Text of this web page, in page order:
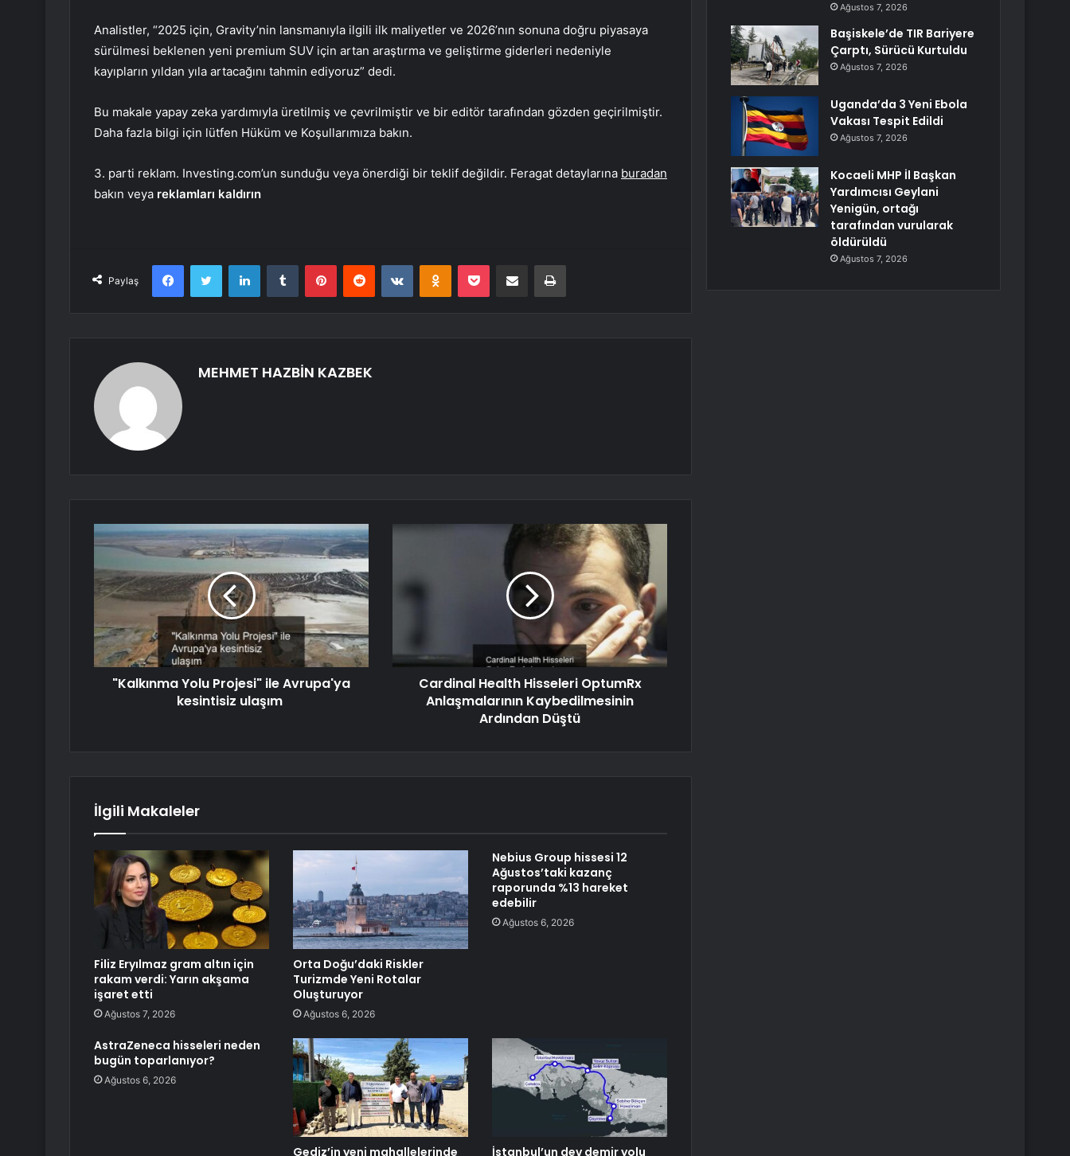
Analistler, “2025 için, Gravity’nin lansmanıyla ilgili ilk maliyetler ve 2026’nın sonuna doğru piyasaya
sürülmesi beklenen yeni premium SUV için artan araştırma ve geliştirme giderleri nedeniyle
kayıpların yıldan yıla artacağını tahmin ediyoruz” dedi.
Bu makale yapay zeka yardımıyla üretilmiş ve çevrilmiştir ve bir editör tarafından gözden geçirilmiştir.
Daha fazla bilgi için lütfen Hüküm ve Koşullarımıza bakın.
3. parti reklam. Investing.com’un sunduğu veya önerdiği bir teklif değildir. Feragat detaylarına buradan
bakın veya reklamları kaldırın
Paylaş
FacebookTwitter LinkedInTumblr PinterestReddit VKontakteOdnoklassniki
Pocket E-Posta ile paylaş Yazdır
MEHMET HAZBİN KAZBEK
"Kalkınma Yolu Projesi" ile Avrupa'ya
kesintisiz ulaşım
Cardinal Health Hisseleri OptumRx
Anlaşmalarının Kaybedilmesinin
Ardından Düştü
İlgili Makaleler
Filiz Eryılmaz gram altın için
rakam verdi: Yarın akşama
işaret etti
Ağustos 7, 2026
Orta Doğu’daki Riskler
Turizmde Yeni Rotalar
Oluşturuyor
Ağustos 6, 2026
Nebius Group hissesi 12
Ağustos’taki kazanç
raporunda %13 hareket
edebilir
Ağustos 6, 2026
AstraZeneca hisseleri neden
bugün toparlanıyor?
Ağustos 6, 2026
Gediz’in yeni mahallelerinde İstanbul’un dev demir yolu
Ağustos 7, 2026
Başiskele’de TIR Bariyere
Çarptı, Sürücü Kurtuldu
Ağustos 7, 2026
Uganda’da 3 Yeni Ebola
Vakası Tespit Edildi
Ağustos 7, 2026
Kocaeli MHP İl Başkan
Yardımcısı Geylani
Yenigün, ortağı
tarafından vurularak
öldürüldü
Ağustos 7, 2026